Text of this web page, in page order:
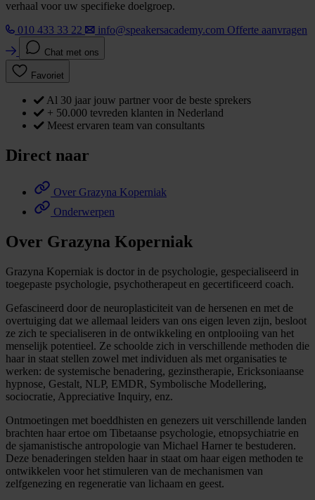
verhaal voor uw specifieke doelgroep.
010 433 33 22
info@speakersacademy.com Offerte aanvragen
Chat met ons
Favoriet
Al 30 jaar jouw partner voor de beste sprekers
+ 50.000 tevreden klanten in Nederland
Meest ervaren team van consultants
Direct naar
Over Grazyna Koperniak
Onderwerpen
Over Grazyna Koperniak
Grazyna Koperniak is doctor in de psychologie, gespecialiseerd in
toegepaste psychologie, psychotherapeut en gecertificeerd coach.
Gefascineerd door de neuroplasticiteit van de hersenen en met de
overtuiging dat we allemaal leiders van ons eigen leven zijn, besloot
ze zich te specialiseren in de ontwikkeling en ontplooiing van het
menselijk potentieel. Ze schoolde zich in verschillende methoden die
haar in staat stellen zowel met individuen als met organisaties te
werken: de systemische benadering, gezinstherapie, Ericksoniaanse
hypnose, Gestalt, NLP, EMDR, Symbolische Modellering,
sociocratie, Appreciative Inquiry, enz.
Ontmoetingen met boeddhisten en genezers uit verschillende landen
brachten haar ertoe om Tibetaanse psychologie, etnopsychiatrie en
de sjamanistische antropologie van Michael Harner te bestuderen.
Deze benaderingen stelden haar in staat om haar eigen methoden te
ontwikkelen voor het stimuleren van de mechanismen van
zelfgenezing en regeneratie van lichaam en geest.